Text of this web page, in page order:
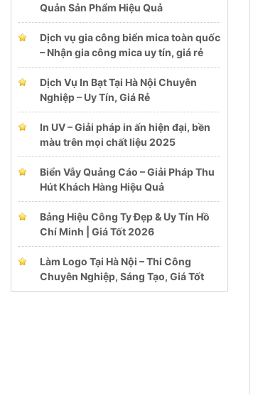
Quản Sản Phẩm Hiệu Quả
Dịch vụ gia công biển mica toàn quốc
– Nhận gia công mica uy tín, giá rẻ
Dịch Vụ In Bạt Tại Hà Nội Chuyên
Nghiệp – Uy Tín, Giá Rẻ
In UV – Giải pháp in ấn hiện đại, bền
màu trên mọi chất liệu 2025
Biển Vẫy Quảng Cáo – Giải Pháp Thu
Hút Khách Hàng Hiệu Quả
Bảng Hiệu Công Ty Đẹp & Uy Tín Hồ
Chí Minh | Giá Tốt 2026
Làm Logo Tại Hà Nội – Thi Công
Chuyên Nghiệp, Sáng Tạo, Giá Tốt